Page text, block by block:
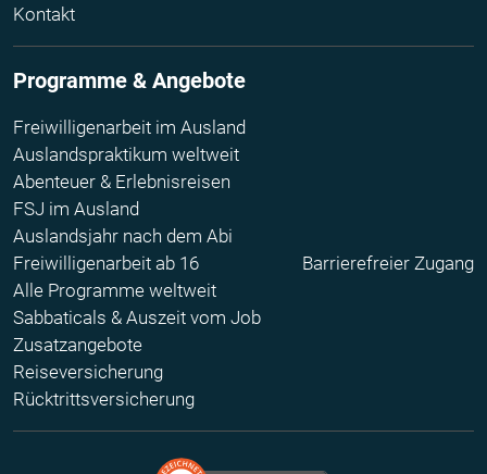
Kontakt
Programme & Angebote
Freiwilligenarbeit im Ausland
Auslandspraktikum weltweit
Abenteuer & Erlebnisreisen
FSJ im Ausland
Auslandsjahr nach dem Abi
Freiwilligenarbeit ab 16
Alle Programme weltweit
Sabbaticals & Auszeit vom Job
Zusatzangebote
Reiseversicherung
Rücktrittsversicherung
Barrierefreier Zugang